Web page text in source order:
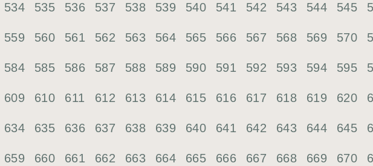
534 535 536 537 538 539 540 541 542 543 544 545
559 560 561 562 563 564 565 566 567 568 569 570
584 585 586 587 588 589 590 591 592 593 594 595
609 610 611 612 613 614 615 616 617 618 619 620
634 635 636 637 638 639 640 641 642 643 644 645
659 660 661 662 663 664 665 666 667 668 669 670